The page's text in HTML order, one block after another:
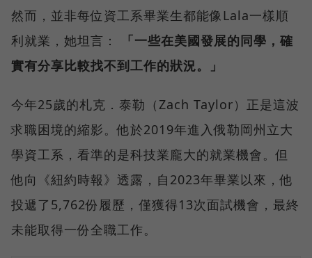
然而，並非每位資工系畢業生都能像Lala一樣順
利就業，她坦言：
「一些在美國發展的同學，確
實有分享比較找不到工作的狀況。」
今年25歲的札克．泰勒（Zach Taylor）正是這波
求職困境的縮影。他於2019年進入俄勒岡州立大
學資工系，看準的是科技業龐大的就業機會。但
他向《紐約時報》透露，自2023年畢業以來，他
投遞了5,762份履歷，僅獲得13次面試機會，最終
未能取得一份全職工作。